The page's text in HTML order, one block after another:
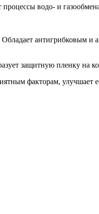
водо- и
антигрибковым
защитную пленку на
факторам, улучшает ее